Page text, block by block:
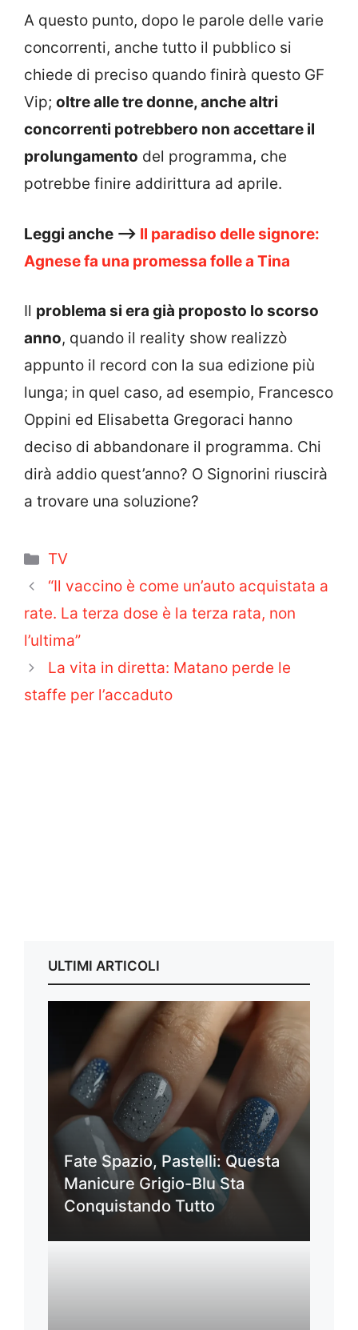
A questo punto, dopo le parole delle varie
concorrenti, anche tutto il pubblico si
chiede di preciso quando finirà questo GF
Vip; oltre alle tre donne, anche altri
concorrenti potrebbero non accettare il
prolungamento del programma, che
potrebbe finire addirittura ad aprile.
Leggi anche –> Il paradiso delle signore:
Agnese fa una promessa folle a Tina
Il problema si era già proposto lo scorso
anno, quando il reality show realizzò
appunto il record con la sua edizione più
lunga; in quel caso, ad esempio, Francesco
Oppini ed Elisabetta Gregoraci hanno
deciso di abbandonare il programma. Chi
dirà addio quest’anno? O Signorini riuscirà
a trovare una soluzione?
Categorie
TV
“Il vaccino è come un’auto acquistata a
rate. La terza dose è la terza rata, non
l’ultima”
La vita in diretta: Matano perde le
staffe per l’accaduto
ULTIMI ARTICOLI
Fate Spazio, Pastelli: Questa
Manicure Grigio-Blu Sta
Conquistando Tutto